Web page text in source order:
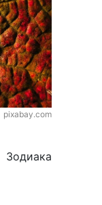
pixabay.com